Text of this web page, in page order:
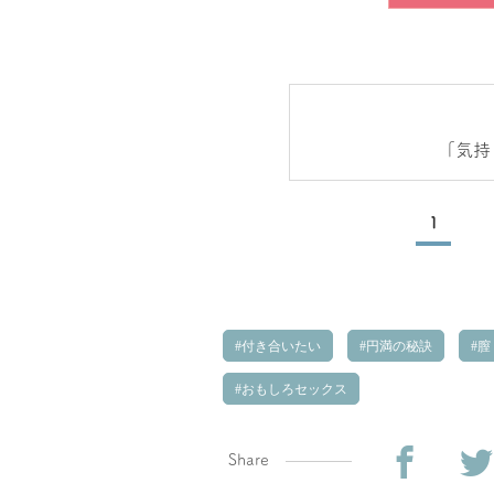
「気
1
付き合いたい 円満の秘訣 膣
おもしろセックス
Share